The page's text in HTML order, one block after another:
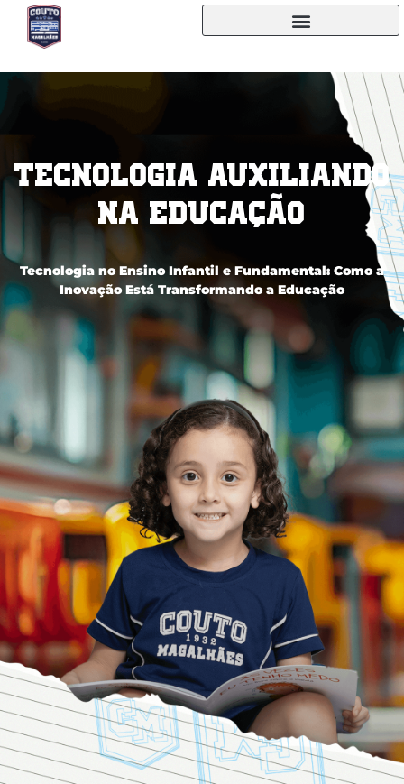
Tecnologia Auxiliando
na Educação
Tecnologia no Ensino Infantil e Fundamental: Como a
Inovação Está Transformando a Educação